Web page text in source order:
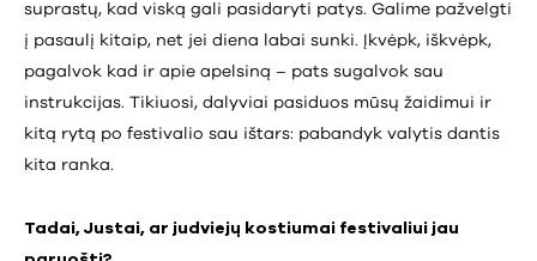
suprastų, kad viską gali pasidaryti patys. Galime pažvelgti
į pasaulį kitaip, net jei diena labai sunki. Įkvėpk, iškvėpk,
pagalvok kad ir apie apelsiną – pats sugalvok sau
instrukcijas. Tikiuosi, dalyviai pasiduos mūsų žaidimui ir
kitą rytą po festivalio sau ištars: pabandyk valytis dantis
kita ranka.
Tadai, Justai, ar judviejų kostiumai festivaliui jau